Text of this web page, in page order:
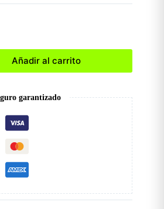
Añadir al carrito
garantizado